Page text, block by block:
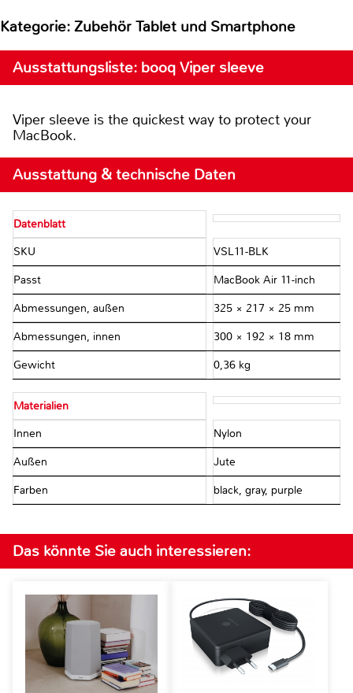
Kategorie: Zubehör Tablet und Smartphone
Ausstattungsliste: booq Viper sleeve
Viper sleeve is the quickest way to protect your
MacBook.
Ausstattung & technische Daten
Datenblatt
SKU VSL11-BLK
Passt MacBook Air 11-inch
Abmessungen, außen 325 × 217 × 25 mm
Abmessungen, innen 300 × 192 × 18 mm
Gewicht 0,36 kg
Materialien
Innen Nylon
Außen Jute
Farben black, gray, purple
Das könnte Sie auch interessieren: